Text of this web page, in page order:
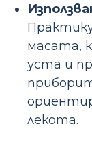
масата,
уста и
лекота.